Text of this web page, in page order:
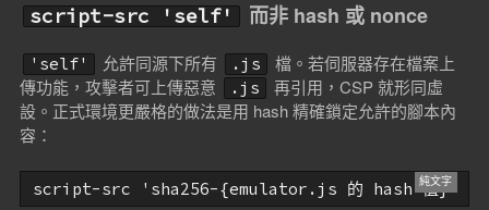
script-src 'self' 而非 hash 或 nonce
'self' 允許同源下所有 .js
檔。若伺服器存在檔案上
傳功能，攻擊者可上傳惡意
.js
再引用，CSP 就形同虛
設。正式環境更嚴格的做法是用 hash 精確鎖定允許的腳本內
容：